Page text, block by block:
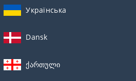
Українська
Dansk
ქართული